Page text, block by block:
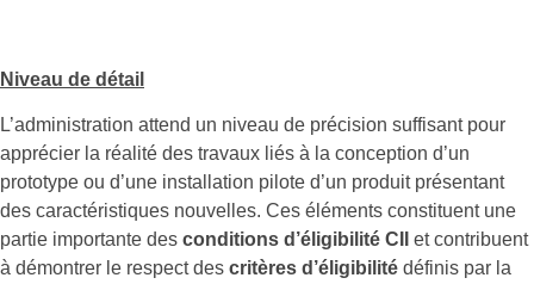
Niveau de détail
L’administration attend un niveau de précision suffisant pour
apprécier la réalité des travaux liés à la conception d’un
prototype ou d’une installation pilote d’un produit présentant
des caractéristiques nouvelles. Ces éléments constituent une
partie importante des conditions d’éligibilité CII
et contribuent
à démontrer le respect des critères d’éligibilité définis par la